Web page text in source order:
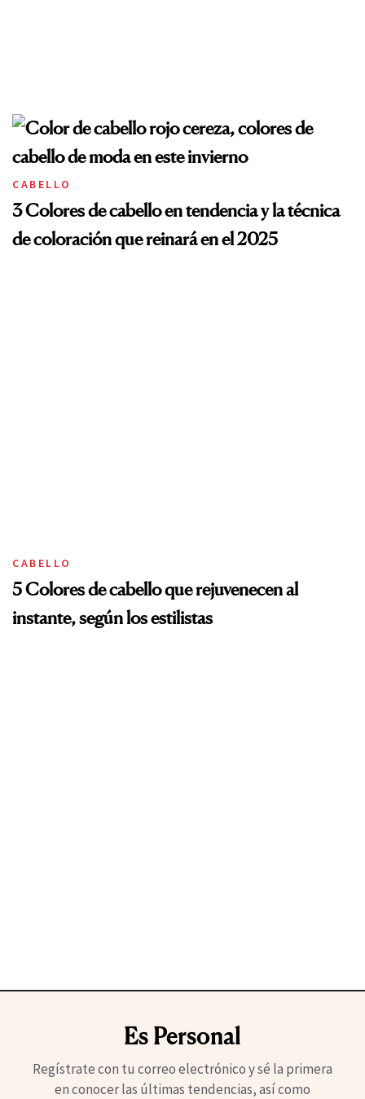
CABELLO
3 Colores de cabello en tendencia y la técnica
de coloración que reinará en el 2025
CABELLO
5 Colores de cabello que rejuvenecen al
instante, según los estilistas
Es Personal
Regístrate con tu correo electrónico y sé la primera
en conocer las últimas tendencias, así como